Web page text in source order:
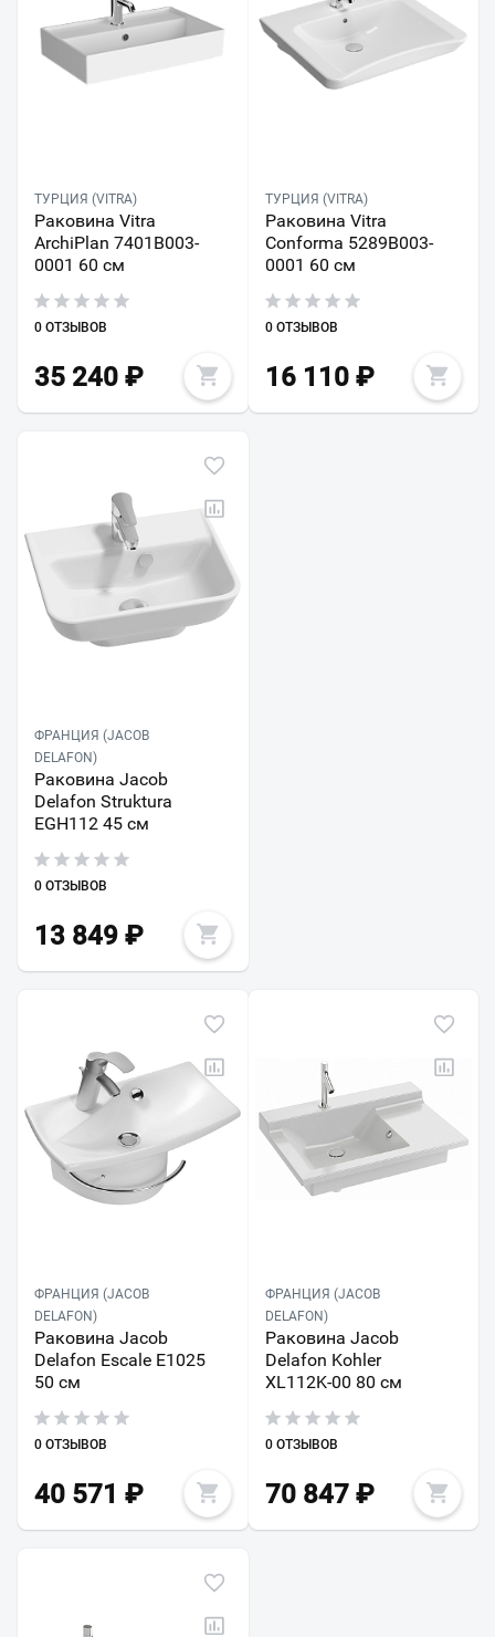
ТУРЦИЯ (VITRA)
Раковина Vitra
ArchiPlan 7401B003-
0001 60 см
0 ОТЗЫВОВ
35 240 ₽
ТУРЦИЯ (VITRA)
Раковина Vitra
Conforma 5289B003-
0001 60 см
0 ОТЗЫВОВ
16 110₽
ФРАНЦИЯ (JACOB
DELAFON)
Раковина Jacob
Delafon Struktura
EGH112 45 см
0 ОТЗЫВОВ
13 849 ₽
ФРАНЦИЯ (JACOB
DELAFON)
Раковина Jacob
Delafon Escale E1025
50 см
0 ОТЗЫВОВ
40 571 ₽
ФРАНЦИЯ (JACOB
DELAFON)
Раковина Jacob
Delafon Kohler
XL112K-00 80 см
0 ОТЗЫВОВ
70 847₽